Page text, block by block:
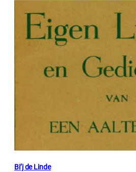
Bi’j de Linde